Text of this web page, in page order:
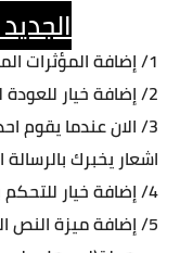
1/ إضافة المؤثرات المتحركة
2/ إضافة خيار للعودة للفيسات القديمة
3/ الان عندما يقوم
اشعار يخبرك
4/ إضافة خيار للتحكم بالخصوصية من داخل إضافات الأسطورة
5/ إضافة ميزة النص